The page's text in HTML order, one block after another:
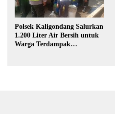
Polsek Kaligondang Salurkan
1.200 Liter Air Bersih untuk
Warga Terdampak